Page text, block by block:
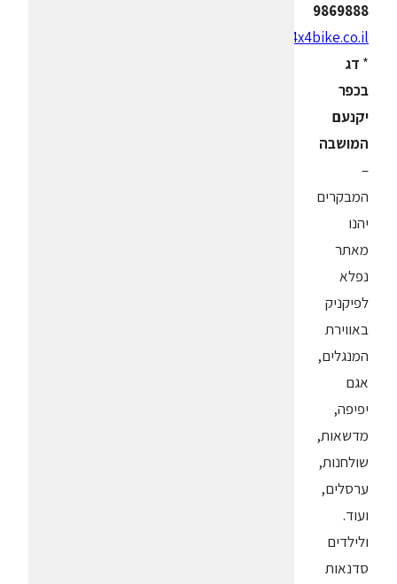
9869888
www.4x4bike.co.il
* דג
בכפר
יקנעם
המושבה
–
המבקרים
יהנו
מאתר
נפלא
לפיקניק
באווירת
המנגלים,
אגם
יפיפה,
מדשאות,
שולחנות,
ערסלים,
ועוד.
ולילדים
סדנאות